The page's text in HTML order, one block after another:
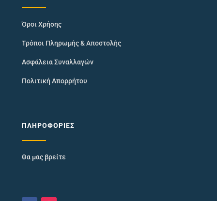
Όροι Χρήσης
Τρόποι Πληρωμής & Αποστολής
Ασφάλεια Συναλλαγών
Πολιτική Απορρήτου
ΠΛΗΡΟΦΟΡΊΕΣ
Θα μας βρείτε